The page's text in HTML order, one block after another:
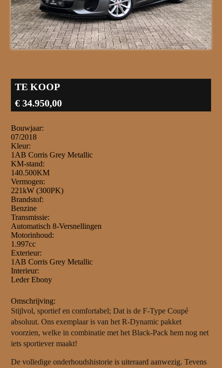
TE KOOP
€ 34.950,00
Bouwjaar:
07/2018
Kleur:
1AB Corris Grey Metallic
KM-stand:
140.500KM
Vermogen:
221kW (300PK)
Brandstof:
Benzine
Transmissie:
Automatisch 8-Versnellingen
Motorinhoud:
1.997cc
Exterieur:
1AB Corris Grey Metallic
Interieur:
Leder Ebony
Omschrijving:
Stijlvol, sportief en comfortabel; Dat is de F-Type Coupé
absoluut. Ons exemplaar is van het R-Dynamic pakket
voorzien, welke in combinatie met het Black-Pack hem nog net
iets sportiever maakt!
De volledige onderhoudshistorie is uiteraard aanwezig. Tevens